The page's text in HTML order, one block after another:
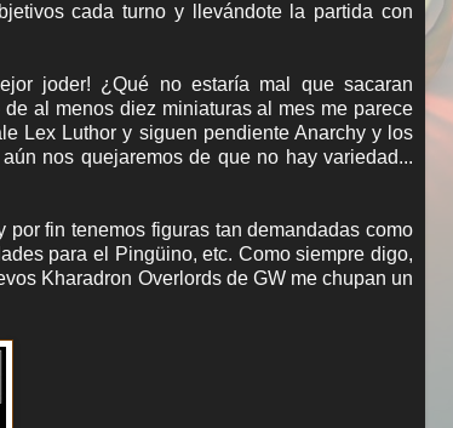
cada turno y llevándote la partida con
joder! ¿Qué no estaría mal que sacaran
al menos diez miniaturas al mes me parece
Lex Luthor y siguen pendiente Anarchy y los
nos quejaremos de que no hay variedad...
fin tenemos figuras tan demandadas como
para el Pingüino, etc. Como siempre digo,
Kharadron Overlords de GW me chupan un